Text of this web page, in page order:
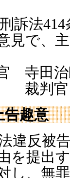
訴法414
見で、
官 寺
裁判官
趣意
違反被
を提出
し、無